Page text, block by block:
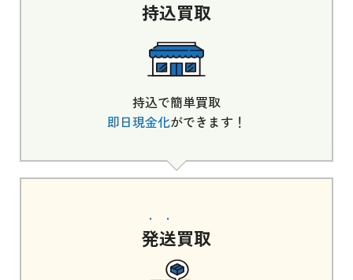
持込買取
持込で簡単買取
即日現金化ができます！
発送買取